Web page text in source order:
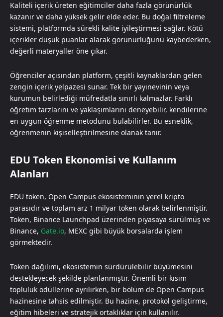
Kaliteli içerik üreten eğitimciler daha fazla görünürlük
kazanır ve daha yüksek gelir elde eder. Bu doğal filtreleme
sistemi, platformda sürekli kalite iyileştirmesi sağlar. Kötü
içerikler düşük puanlar alarak görünürlüğünü kaybederken,
değerli materyaller öne çıkar.
Öğrenciler açısından platform, çeşitli kaynaklardan gelen
zengin içerik yelpazesi sunar. Tek bir yayınevinin veya
kurumun belirlediği müfredatla sınırlı kalmazlar. Farklı
öğretim tarzlarını ve yaklaşımlarını deneyebilir, kendilerine
en uygun öğrenme metodunu bulabilirler. Bu esneklik,
öğrenmenin kişiselleştirilmesine olanak tanır.
EDU Token Ekonomisi ve Kullanım
Alanları
EDU token, Open Campus ekosisteminin yerel kripto
parasıdır ve toplam arz 1 milyar token olarak belirlenmiştir.
Token, Binance Launchpad üzerinden piyasaya sürülmüş ve
Binance, Gate.io, MEXC gibi büyük borsalarda işlem
görmektedir.
Token dağılımı, ekosistemin sürdürülebilir büyümesini
destekleyecek şekilde planlanmıştır. Önemli bir kısım
topluluk ödüllerine ayrılırken, bir bölüm de Open Campus
hazinesine tahsis edilmiştir. Bu hazine, protokol geliştirme,
eğitim hibeleri ve stratejik ortaklıklar için kullanılır.